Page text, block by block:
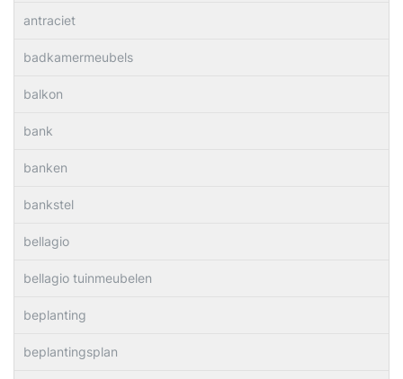
antraciet
badkamermeubels
balkon
bank
banken
bankstel
bellagio
bellagio tuinmeubelen
beplanting
beplantingsplan